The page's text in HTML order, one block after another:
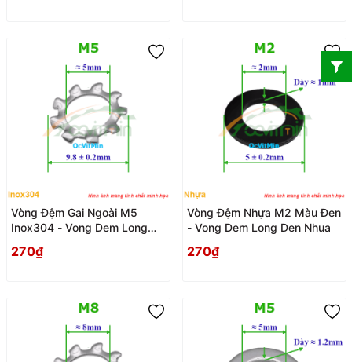
Vòng Đệm Gai Ngoài M5
Inox304 - Vong Dem Long
270₫
Vòng Đệm Nhựa M2 Màu Đen
- Vong Dem Long Den Nhua
270₫